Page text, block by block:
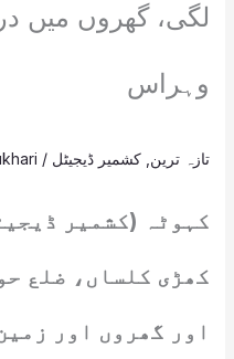
لگی، گھروں میں
وہراس
تازہ ترین کشمیر ڈیجیٹل /
کہوٹہ (کشمیر
کھڑی کلساں، ضلع
اور گھروں اور